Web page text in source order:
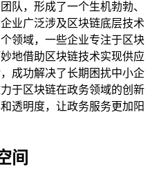
队，形成了一个生机勃勃、
业广泛涉及区块链底层技术
领域，一些企业专注于区块
地借助区块链技术实现供应
成功解决了长期困扰中小企
于区块链在政务领域的创新
透明度，让政务服务更加阳
间